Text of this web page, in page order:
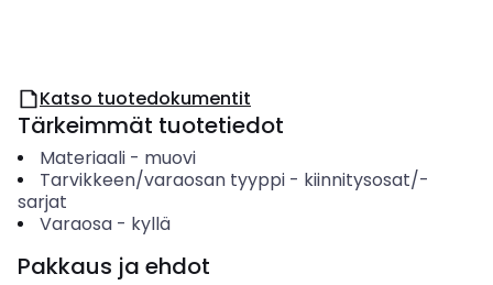
Katso tuotedokumentit
Tärkeimmät tuotetiedot
Materiaali- muovi
Tarvikkeen/varaosan tyyppi- kiinnitysosat/-
sarjat
Varaosa- kyllä
Pakkaus ja ehdot